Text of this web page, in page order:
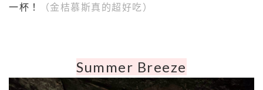
一杯！
（金桔慕斯真的超好吃）
Summer Breeze